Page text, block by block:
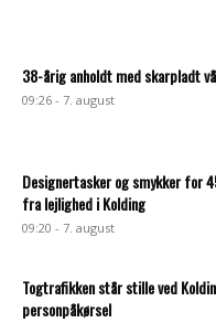
38-årig anholdt med skarpladt
09:26 - 7. august
Designertasker og smykker for
fra lejlighed i Kolding
09:20 - 7. august
Togtrafikken står stille ved
personpåkørsel